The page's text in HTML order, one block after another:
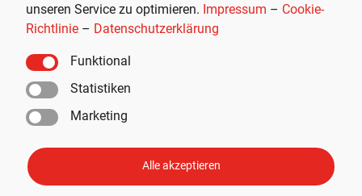
unseren Service zu optimieren. Impressum – Cookie-
Richtlinie – Datenschutzerklärung
Funktional
Statistiken
Marketing
Alle akzeptieren
Teslabs ist Ihr Shop für hochwertiges Tesla-
Zubehör und -Accessoires für noch mehr
Weil es mehr als nur ein Auto ist.
JETZT SHOPPEN